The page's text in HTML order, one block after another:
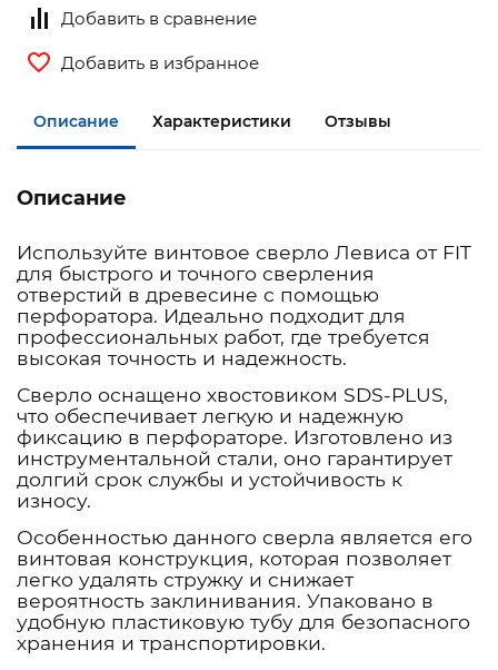
Добавить в сравнение
Добавить в избранное
Описание Характеристики Отзывы
Описание
Используйте винтовое сверло Левиса от FIT
для быстрого и точного сверления
отверстий в древесине с помощью
перфоратора. Идеально подходит для
профессиональных работ, где требуется
высокая точность и надежность.
Сверло оснащено хвостовиком SDS-PLUS,
что обеспечивает легкую и надежную
фиксацию в перфораторе. Изготовлено из
инструментальной стали, оно гарантирует
долгий срок службы и устойчивость к
износу.
Особенностью данного сверла является его
винтовая конструкция, которая позволяет
легко удалять стружку и снижает
вероятность заклинивания. Упаковано в
удобную пластиковую тубу для безопасного
хранения и транспортировки.